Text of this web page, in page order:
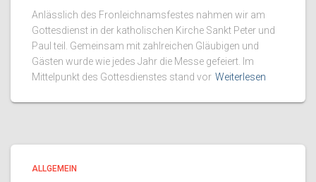
Anlässlich des Fronleichnamsfestes nahmen wir am
Gottesdienst in der katholischen Kirche Sankt Peter und
Paul teil. Gemeinsam mit zahlreichen Gläubigen und
Gästen wurde wie jedes Jahr die Messe gefeiert. Im
Mittelpunkt des Gottesdienstes stand vor Weiterlesen
ALLGEMEIN